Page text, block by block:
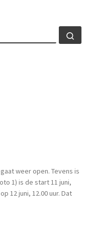
weer open. Tevens is
1) is de start 11 juni,
12 juni, 12.00 uur. Dat